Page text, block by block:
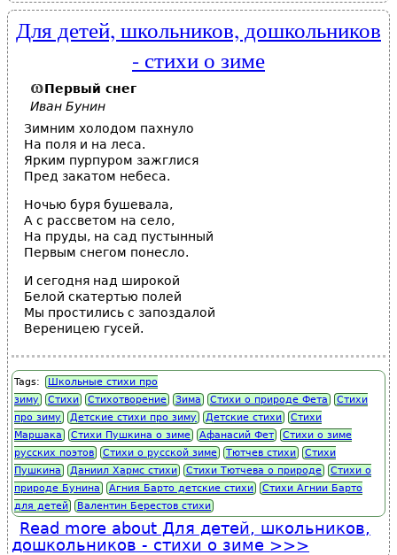
Для детей, школьников, дошкольников
- стихи о зиме
Первый снег
Иван Бунин
Зимним холодом пахнуло
На поля и на леса.
Ярким пурпуром зажглися
Пред закатом небеса.
Ночью буря бушевала,
А с рассветом на село,
На пруды, на сад пустынный
Первым снегом понесло.
И сегодня над широкой
Белой скатертью полей
Мы простились с запоздалой
Вереницею гусей.
Tags:
Школьные стихи про
зиму
Стихи Стихотворение Зима Стихи о природе Фета
Стихи
про зиму
Детские стихи про зиму Детские стихи
Стихи
Маршака
Стихи Пушкина о зиме Афанасий Фет
Стихи о зиме
русских поэтов
Стихи о русской зиме Тютчев стихи
Стихи
Пушкина
Даниил Хармс стихи Стихи Тютчева о природе
Стихи о
природе Бунина
Агния Барто детские стихи
Стихи Агнии Барто
для детей
Валентин Берестов стихи
Read more about Для детей, школьников,
дошкольников - стихи о зиме